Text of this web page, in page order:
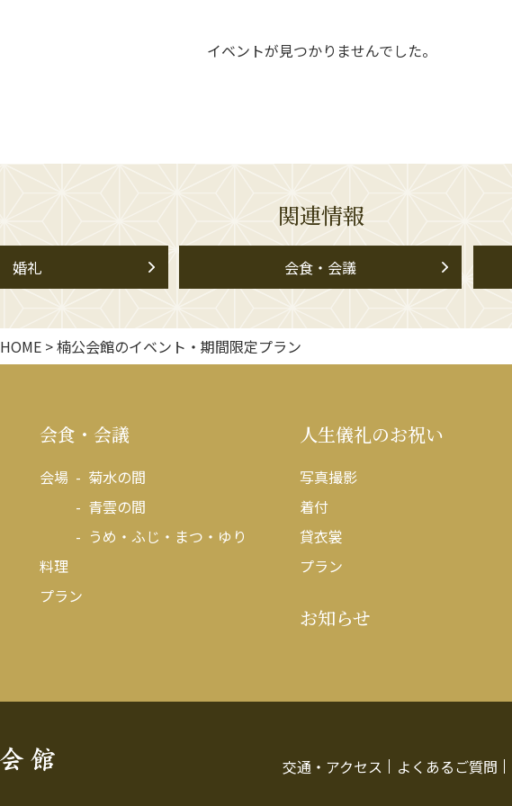
イベントが見つかりませんでした。
関連情報
婚礼 会食・会議
HOME >楠公会館のイベント・期間限定プラン
会食・会議
会場
菊水の間
青雲の間
うめ・ふじ・まつ・ゆり
料理
プラン
人生儀礼のお祝い
写真撮影
着付
貸衣裳
プラン
お知らせ
交通・アクセス よくあるご質問